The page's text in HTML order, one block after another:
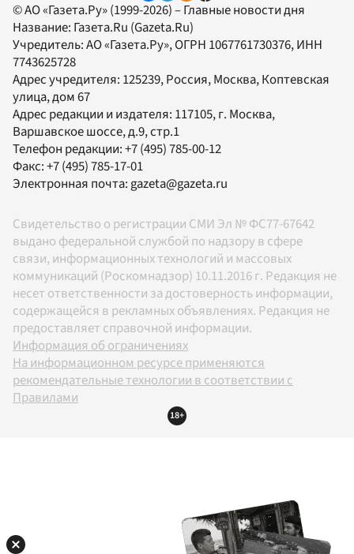
© АО «Газета.Ру» (1999-2026) – Главные новости дня
Название: Газета.Ru (Gazeta.Ru)
Учредитель:АО «Газета.Ру», ОГРН 1067761730376, ИНН
7743625728
Адрес учредителя: 125239, Россия, Москва, Коптевская
улица, дом 67
Адрес редакции и издателя: 117105, г. Москва,
Варшавское шоссе, д.9, стр.1
Телефон редакции:+7 (495) 785-00-12
Факс:+7 (495) 785-17-01
Электронная почта:gazeta@gazeta.ru
Свидетельство о регистрации СМИ Эл № ФС77-67642
выдано федеральной службой по надзору в сфере
связи, информационных технологий и массовых
коммуникаций (Роскомнадзор) 10.11.2016 г. Редакция не
несет ответственности за достоверность информации,
содержащейся в рекламных объявлениях. Редакция не
предоставляет справочной информации.
Информация об ограничениях
На информационном ресурсе применяются
рекомендательные технологии в соответствии с
Правилами
18+